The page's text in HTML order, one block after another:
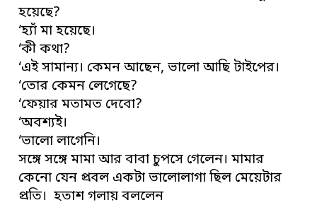
হয়েছে?
‘হ্যাঁ মা হয়েছে।
‘কী কথা?
‘এই সামান্য। কেমন আছেন, ভালো আছি টাইপের।
‘তোর কেমন লেগেছে?
‘ফেয়ার মতামত দেবো?
‘অবশ্যই।
‘ভালো লাগেনি।
সঙ্গে সঙ্গে মামা আর বাবা চুপসে গেলেন। মামার
কেনো যেন প্রবল একটা ভালোলাগা ছিল মেয়েটার
প্রতি। হতাশ গলায় বললেন